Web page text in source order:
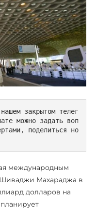
закрытом телег
можно задать воп
поделиться но
международным
Махараджа в
долларов на